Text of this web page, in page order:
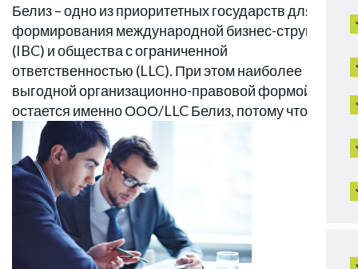
Белиз – одно из приоритетных государств для
формирования международной бизнес-структуры
(IBC) и общества с ограниченной
ответственностью (LLC). При этом наиболее
выгодной организационно-правовой формой
остается именно ООО/LLC Белиз, потому что: